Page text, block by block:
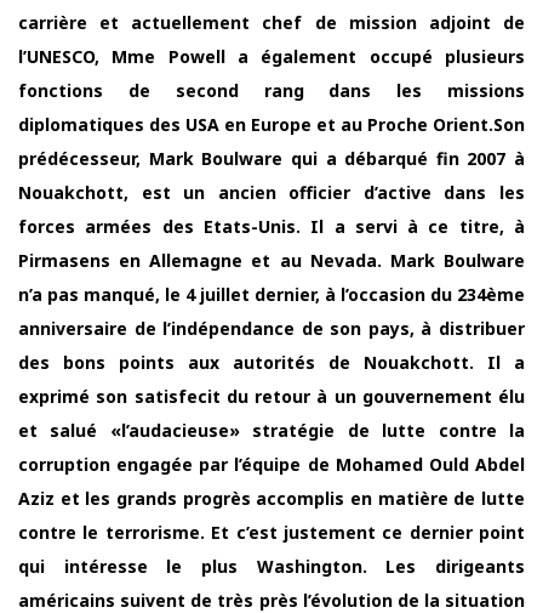
carrière et actuellement chef de mission adjoint de
l’UNESCO, Mme Powell a également occupé plusieurs
fonctions de second rang dans les missions
diplomatiques des USA en Europe et au Proche Orient.Son
prédécesseur, Mark Boulware qui a débarqué fin 2007 à
Nouakchott, est un ancien officier d’active dans les
forces armées des Etats-Unis. Il a servi à ce titre, à
Pirmasens en Allemagne et au Nevada. Mark Boulware
n’a pas manqué, le 4 juillet dernier, à l’occasion du 234ème
anniversaire de l’indépendance de son pays, à distribuer
des bons points aux autorités de Nouakchott. Il a
exprimé son satisfecit du retour à un gouvernement élu
et salué «l’audacieuse» stratégie de lutte contre la
corruption engagée par l’équipe de Mohamed Ould Abdel
Aziz et les grands progrès accomplis en matière de lutte
contre le terrorisme. Et c’est justement ce dernier point
qui intéresse le plus Washington. Les dirigeants
américains suivent de très près l’évolution de la situation